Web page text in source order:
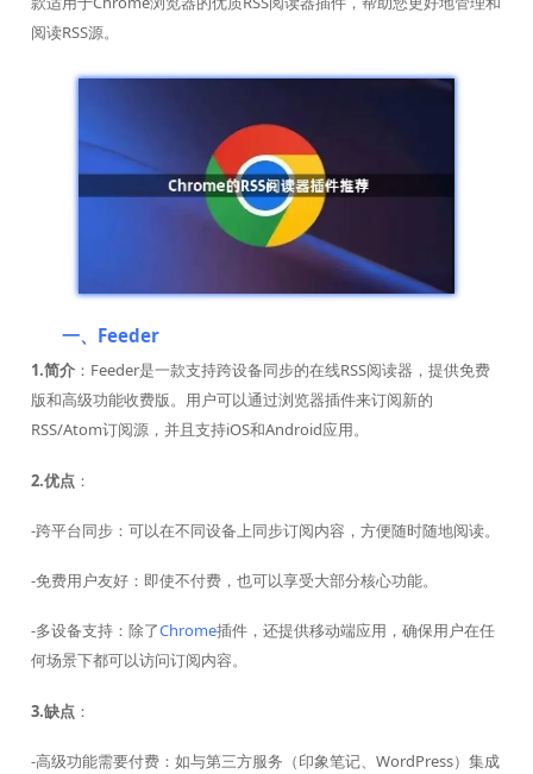
阅读RSS源。
一、Feeder
1.简介：Feeder是一款支持跨设备同步的在线RSS阅读器，提供免费
版和高级功能收费版。用户可以通过浏览器插件来订阅新的
RSS/Atom订阅源，并且支持iOS和Android应用。
2.优点：
-跨平台同步：可以在不同设备上同步订阅内容，方便随时随地阅读。
-免费用户友好：即使不付费，也可以享受大部分核心功能。
-多设备支持：除了Chrome插件，还提供移动端应用，确保用户在任
何场景下都可以访问订阅内容。
3.缺点：
-高级功能需要付费：如与第三方服务（印象笔记、WordPress）集成